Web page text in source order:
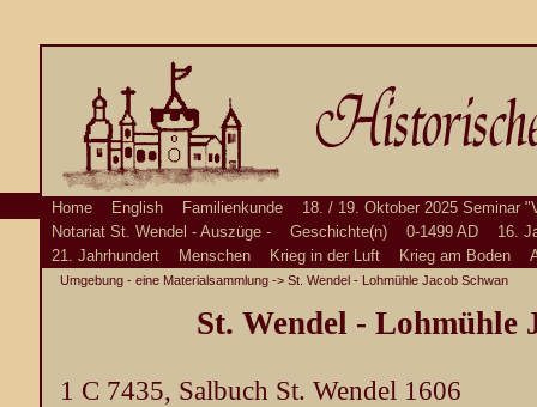
Home English Familienkunde
18. / 19. Oktober 2025 Seminar
Notariat St. Wendel - Auszüge -
Geschichte(n) 0-1499 AD
16.
21. Jahrhundert
Menschen Krieg in der Luft Krieg am Boden
Umgebung - eine Materialsammlung -> St. Wendel - Lohmühle Jacob Schwan
St. Wendel - Lohmühle
1 C 7435, Salbuch St. Wendel 1606